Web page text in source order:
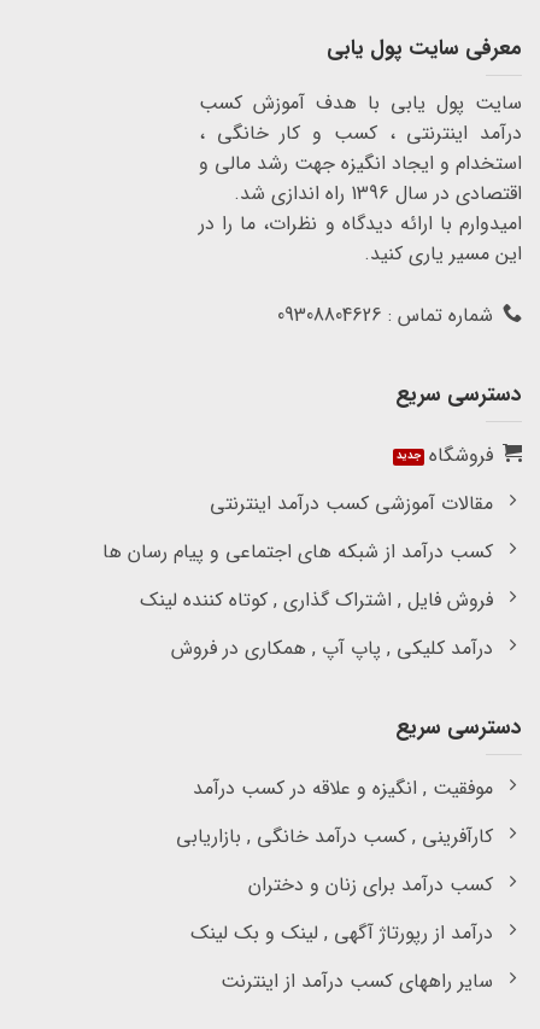
معرفی سایت پول یابی
سایت پول یابی با هدف آموزش کسب
درآمد اینترنتی ، کسب و کار خانگی ،
استخدام و ایجاد انگیزه جهت رشد مالی و
اقتصادی در سال 1396 راه اندازی شد.
امیدوارم با ارائه دیدگاه و نظرات، ما را در
این مسیر یاری کنید.
شماره تماس : 09308804626
دسترسی سریع
فروشگاه
مقالات آموزشی کسب درآمد اینترنتی
کسب درآمد از شبکه های اجتماعی و پیام رسان ها
فروش فایل , اشتراک گذاری , کوتاه کننده لینک
درآمد کلیکی , پاپ آپ , همکاری در فروش
دسترسی سریع
موفقیت , انگیزه و علاقه در کسب درآمد
کارآفرینی , کسب درآمد خانگی , بازاریابی
کسب درآمد برای زنان و دختران
درآمد از رپورتاژ آگهی , لینک و بک لینک
سایر راههای کسب درآمد از اینترنت